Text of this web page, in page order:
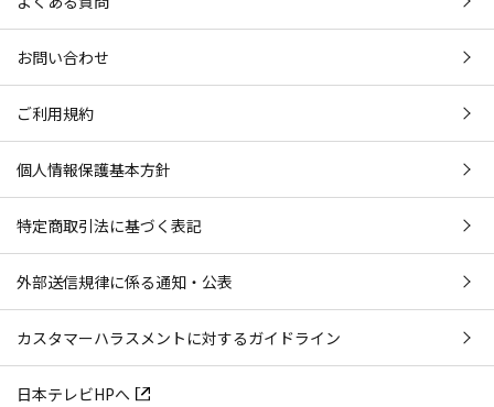
お問い合わせ
ご利用規約
個人情報保護基本方針
特定商取引法に基づく表記
外部送信規律に係る通知・公表
カスタマーハラスメントに対するガイドライン
日本テレビHPへ